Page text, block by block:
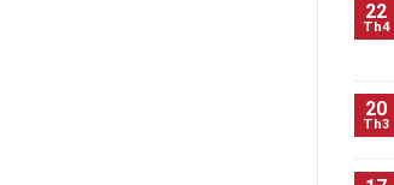
22
Th4
20
Th3